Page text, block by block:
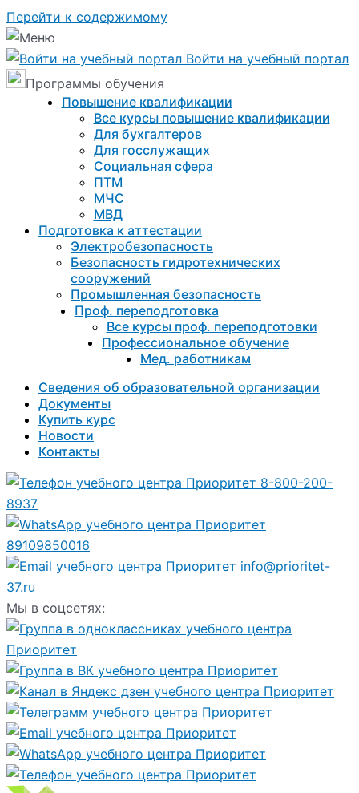
Перейти к содержимому
Войти на учебный портал
Программы обучения
Повышение квалификации
Все курсы повышение квалификации
Для бухгалтеров
Для госслужащих
Социальная сфера
ПТМ
МЧС
МВД
Подготовка к aттестации
Электробезопасность
Безопасность гидротехнических
сооружений
Промышленная безопасность
Проф. переподготовка
Все курсы проф. переподготовки
Профессиональное обучение
Мед. работникам
Сведения об образовательной организации
Документы
Купить курс
Новости
Контакты
8-800-200-
8937
89109850016
info@prioritet-
37.ru
Мы в соцсетях: